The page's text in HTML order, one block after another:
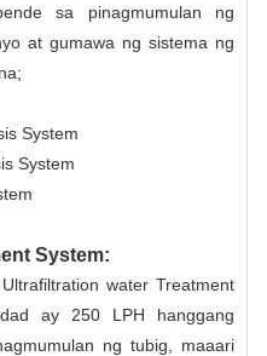
sa pinagmumulan ng
at gumawa ng sistema ng
System
System
System:
water Treatment
ay 250 LPH hanggang
ng tubig, maaari